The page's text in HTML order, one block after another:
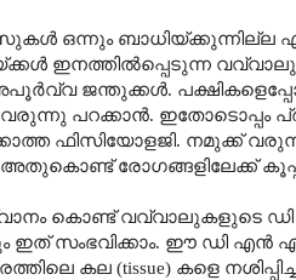
ഒന്നും ബാധിയ്ക്കുന്നില്ല
ഇനത്തിൽപ്പെടുന്ന
ജന്തുക്കൾ.
വരുന്നു പറക്കാൻ.
ഫിസിയോളജി. നമുക്ക്
അതുകൊണ്ട് രോഗങ്ങളിലേക്ക്
കൊണ്ട് വവ്വാലുകളുടെ
ഇത് സംഭവിക്കാം. ഈ ഡി
കല (tissue) കളെ